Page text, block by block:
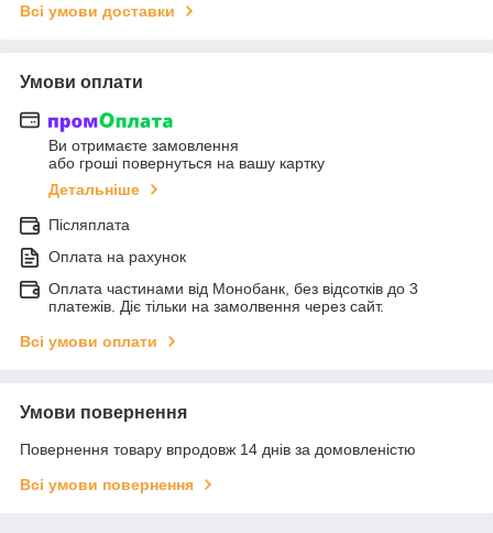
Всі умови доставки
Умови оплати
Ви отримаєте замовлення
або гроші повернуться на вашу картку
Детальніше
Післяплата
Оплата на рахунок
Оплата частинами від Монобанк, без відсотків до 3
платежів. Діє тільки на замолвення через сайт.
Всі умови оплати
Умови повернення
Повернення товару впродовж 14 днів за домовленістю
Всі умови повернення